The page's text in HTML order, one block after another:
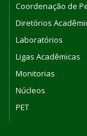
Coordenação de
Diretórios
Laboratórios
Ligas Acadêmicas
Monitorias
Núcleos
PET